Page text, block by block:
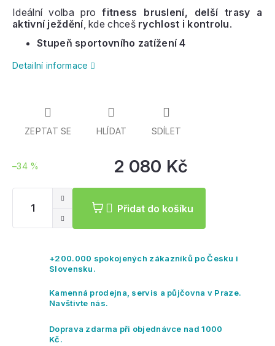
–34 % 2 080 Kč
Přidat do košíku
Ideální volba profitness bruslení, delší trasy a
aktivní ježdění, kde chceš rychlost i kontrolu.
Stupeň sportovního zatížení 4
Detailní informace
ZEPTAT SE HLÍDAT SDÍLET
+200.000 spokojených zákazníků po Česku i
Slovensku.
Kamenná prodejna, servis a půjčovna v Praze.
Navštivte nás.
Doprava zdarma při objednávce nad 1000
Kč.